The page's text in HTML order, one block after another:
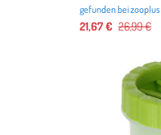
gefunden beizooplus
21,67 € 26,99 €